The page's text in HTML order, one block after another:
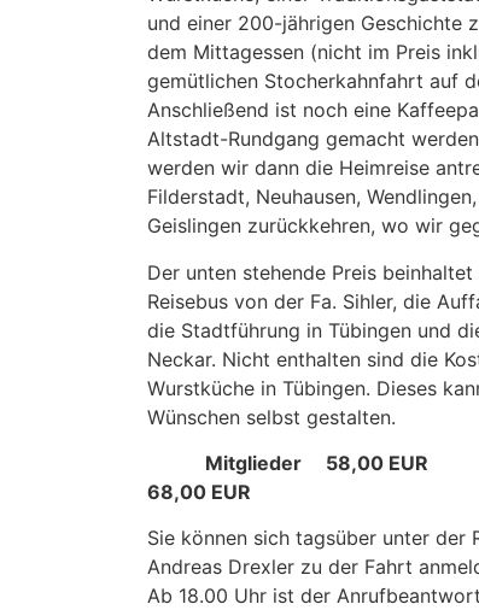
und einer 200-jährigen Geschichte
dem Mittagessen (nicht im Preis
gemütlichen Stocherkahnfahrt auf
Anschließend ist noch eine
Altstadt-Rundgang gemacht
werden wir dann die Heimreise
Filderstadt, Neuhausen,
Geislingen zurückkehren, wo wir
Der unten stehende Preis
Reisebus von der Fa. Sihler, die
die Stadtführung in Tübingen und
Neckar. Nicht enthalten sind die
Wurstküche in Tübingen. Dieses
Wünschen selbst gestalten.
Mitglieder 58,00
68,00 EUR
Sie können sich tagsüber unter der
Andreas Drexler zu der Fahrt
Ab 18.00 Uhr ist der